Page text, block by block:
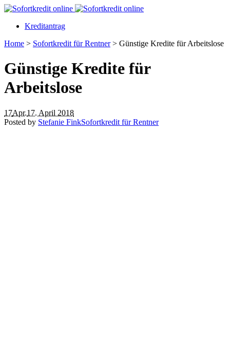
Kreditantrag
Home > Sofortkredit für Rentner > Günstige Kredite für Arbeitslose
Günstige Kredite für
Arbeitslose
17Apr.17. April 2018
Posted by Stefanie FinkSofortkredit für Rentner